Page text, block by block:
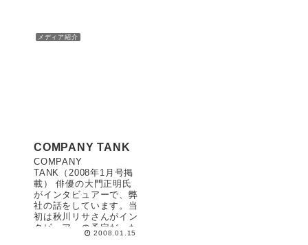
メディア紹介
COMPANY TANK
COMPANY
TANK（2008年1月号掲
載） 俳優の大門正明氏
がインタビュアーで、弊
社の話をしています。当
初は秋川リサさんがイン
タビュアーの予定だった
のですが、急遽変更にな
2008.01.15